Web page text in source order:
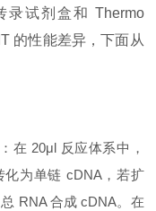
录试剂盒和 Thermo
的性能差异，下面从
：在 20μl 反应体系中，
化为单链 cDNA，若扩
RNA 合成 cDNA。在